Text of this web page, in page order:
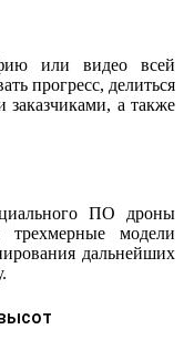
или видео всей
прогресс, делиться
заказчиками, а также
ПО дроны
трехмерные модели
дальнейших